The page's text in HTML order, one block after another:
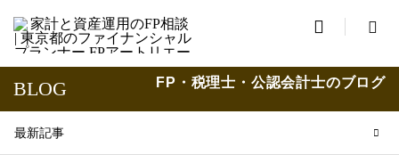

BLOG FP・税理士・公認会計士のブログ
最新記事